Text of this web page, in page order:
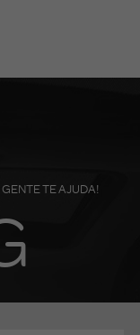
TE AJUDA!